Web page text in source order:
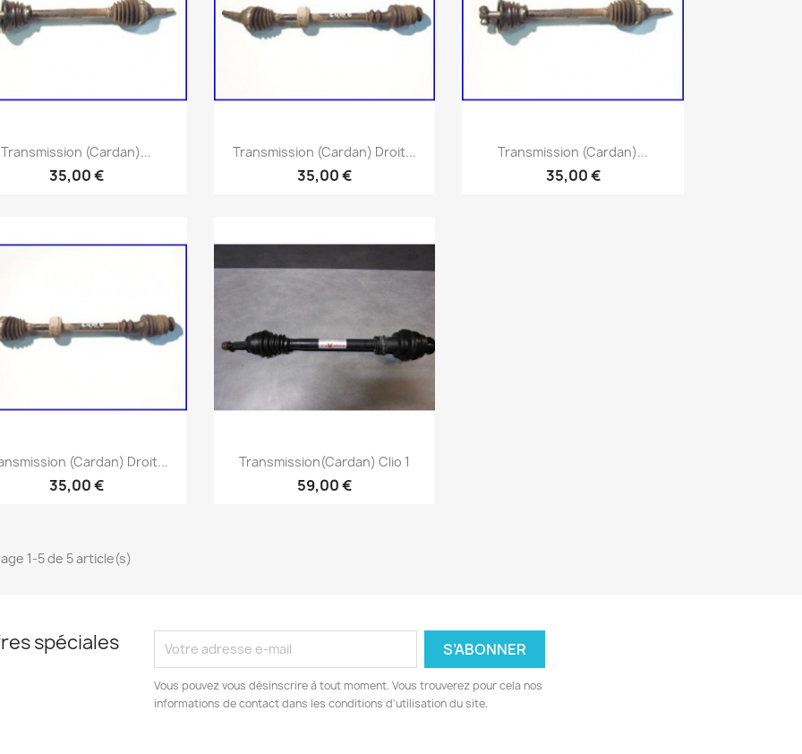
Aperçu rapide
Transmission (cardan)...
35,00 €
Aperçu rapide
Transmission (Cardan) Droit...
35,00 €
Aperçu rapide
Transmission (cardan)...
35,00 €
Aperçu rapide
(Cardan) Droit...
35,00 €
Aperçu rapide
Transmission(cardan) Clio 1
59,00 €
1-5 de 5 article(s)
spéciales
Vous pouvez vous désinscrire à tout moment. Vous trouverez pour cela nos
informations de contact dans les conditions d'utilisation du site.